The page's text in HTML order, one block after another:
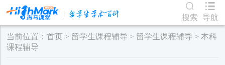
搜索 导航
当前位置：首页 > 留学生课程辅导 > 留学生课程辅导 >本科
课程辅导